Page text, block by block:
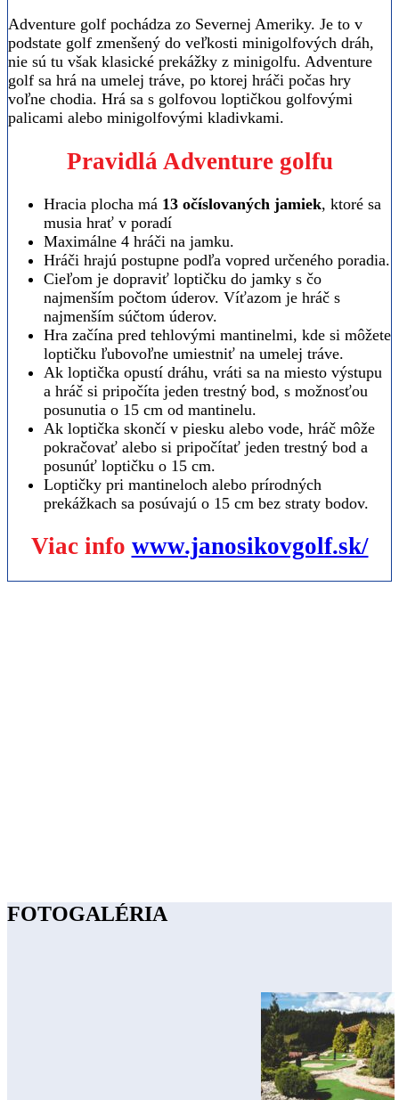
Adventure golf pochádza zo Severnej Ameriky. Je to v
podstate golf zmenšený do veľkosti minigolfových dráh,
nie sú tu však klasické prekážky z minigolfu. Adventure
golf sa hrá na umelej tráve, po ktorej hráči počas hry
voľne chodia. Hrá sa s golfovou loptičkou golfovými
palicami alebo minigolfovými kladivkami.
Pravidlá Adventure golfu
Hracia plocha má 13 očíslovaných jamiek, ktoré sa
musia hrať v poradí
Maximálne 4 hráči na jamku.
Hráči hrajú postupne podľa vopred určeného poradia.
Cieľom je dopraviť loptičku do jamky s čo
najmenším počtom úderov. Víťazom je hráč s
najmenším súčtom úderov.
Hra začína pred tehlovými mantinelmi, kde si môžete
loptičku ľubovoľne umiestniť na umelej tráve.
Ak loptička opustí dráhu, vráti sa na miesto výstupu
a hráč si pripočíta jeden trestný bod, s možnosťou
posunutia o 15 cm od mantinelu.
Ak loptička skončí v piesku alebo vode, hráč môže
pokračovať alebo si pripočítať jeden trestný bod a
posunúť loptičku o 15 cm.
Loptičky pri mantineloch alebo prírodných
prekážkach sa posúvajú o 15 cm bez straty bodov.
Viac info www.janosikovgolf.sk/
FOTOGALÉRIA